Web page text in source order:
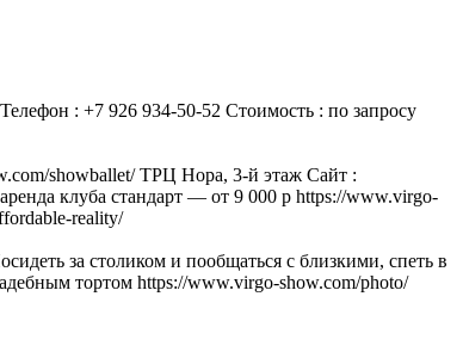
: +7 926 934-50-52 Стоимость : по запросу
showballet/ ТРЦ Нора, 3-й этаж Сайт :
клуба стандарт — от 9 000 р https://www.virgo-
reality/
за столиком и пообщаться с близкими, спеть в
тортом https://www.virgo-show.com/photo/